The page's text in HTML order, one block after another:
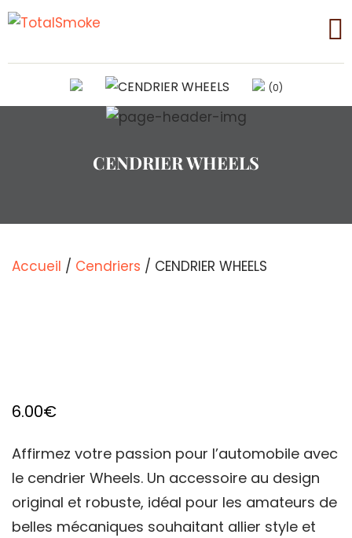
(0)
CENDRIER WHEELS
Accueil / Cendriers / CENDRIER WHEELS
6.00€
Affirmez votre passion pour l’automobile avec
le cendrier Wheels. Un accessoire au design
original et robuste, idéal pour les amateurs de
belles mécaniques souhaitant allier style et